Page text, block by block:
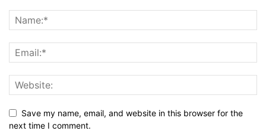
Save my name, email, and website in this browser for the
next time I comment.